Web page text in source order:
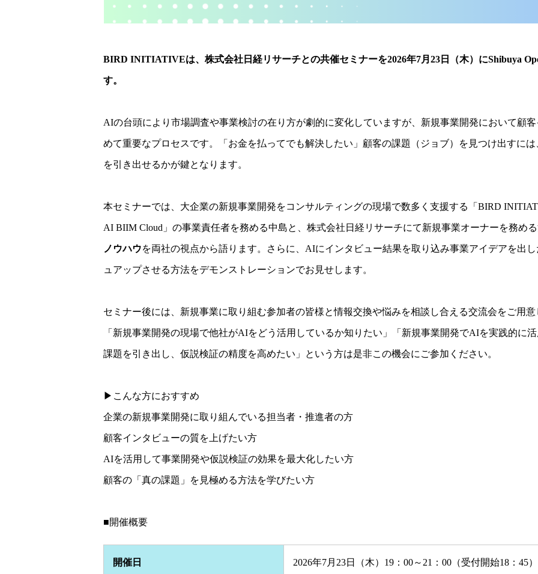
BIRD INITIATIVEは、株式会社日経リサーチとの共催セミナーを2026年7月23日（木）にShibuya
す。
AIの台頭により市場調査や事業検討の在り方が劇的に変化していますが、新規事業開発において顧
めて重要なプロセスです。「お金を払ってでも解決したい」顧客の課題（ジョブ）を見つけ出すに
を引き出せるかが鍵となります。
本セミナーでは、大企業の新規事業開発をコンサルティングの現場で数多く支援する「BIRD
AI BIIM Cloud」の事業責任者を務める中島と、株式会社日経リサーチにて新規事業オーナーを務め
ノウハウを両社の視点から語ります。さらに、AIにインタビュー結果を取り込み事業アイデアを出
ュアップさせる方法をデモンストレーションでお見せします。
セミナー後には、新規事業に取り組む参加者の皆様と情報交換や悩みを相談し合える交流会をご用
「新規事業開発の現場で他社がAIをどう活用しているか知りたい」「新規事業開発でAIを実践的に
課題を引き出し、仮説検証の精度を高めたい」という方は是非この機会にご参加ください。
▶こんな方におすすめ
企業の新規事業開発に取り組んでいる担当者・推進者の方
顧客インタビューの質を上げたい方
AIを活用して事業開発や仮説検証の効果を最大化したい方
顧客の「真の課題」を見極める方法を学びたい方
■開催概要
開催日 2026年7月23日（木）19：00～21：00（受付開始18：45）